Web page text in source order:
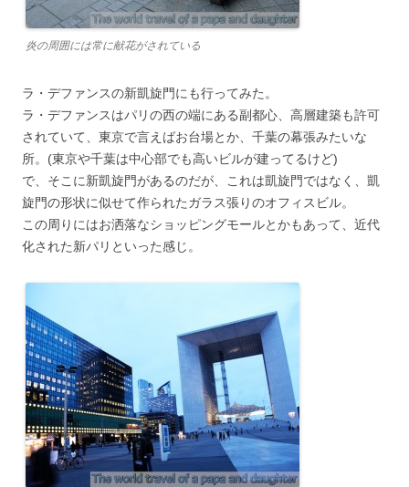
炎の周囲には常に献花がされている
ラ・デファンスの新凱旋門にも行ってみた。
ラ・デファンスはパリの西の端にある副都心、高層建築も許可
されていて、東京で言えばお台場とか、千葉の幕張みたいな
所。(東京や千葉は中心部でも高いビルが建ってるけど)
で、そこに新凱旋門があるのだが、これは凱旋門ではなく、凱
旋門の形状に似せて作られたガラス張りのオフィスビル。
この周りにはお洒落なショッピングモールとかもあって、近代
化された新パリといった感じ。